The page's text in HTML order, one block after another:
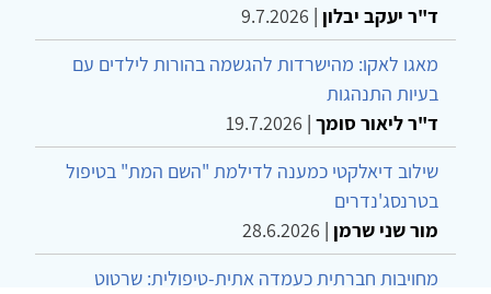
ד"ר יעקב יבלון |
9.7.2026
מאגו לאקו: מהישרדות להגשמה בהורות לילדים עם
בעיות התנהגות
ד"ר ליאור סומך |
19.7.2026
שילוב דיאלקטי כמענה לדילמת "השם המת" בטיפול
בטרנסג'נדרים
מור שני שרמן |
28.6.2026
מחויבות חברתית כעמדה אתית-טיפולית: שרטוט